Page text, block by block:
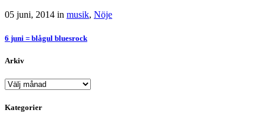
05 juni, 2014 in musik, Nöje
6 juni = blågul bluesrock
Arkiv
Arkiv
Kategorier